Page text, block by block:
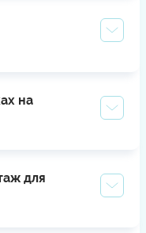
на
для